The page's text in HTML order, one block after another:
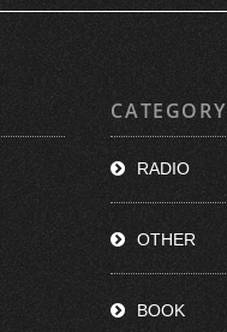
CATEGORY
RADIO
OTHER
BOOK